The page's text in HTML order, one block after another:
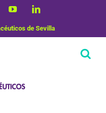
YouTubeLinkedIn
de Sevilla